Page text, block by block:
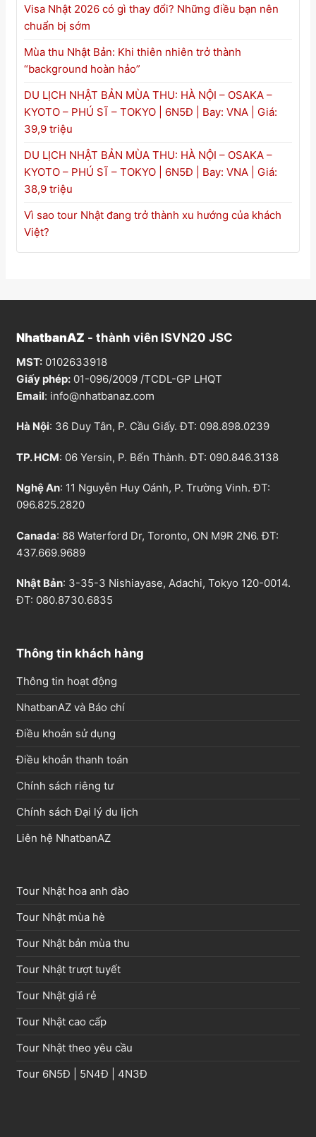
Visa Nhật 2026 có gì thay đổi? Những điều bạn nên
chuẩn bị sớm
Mùa thu Nhật Bản: Khi thiên nhiên trở thành
“background hoàn hảo”
DU LỊCH NHẬT BẢN MÙA THU: HÀ NỘI – OSAKA –
KYOTO – PHÚ SĨ – TOKYO | 6N5Đ | Bay: VNA | Giá:
39,9 triệu
DU LỊCH NHẬT BẢN MÙA THU: HÀ NỘI – OSAKA –
KYOTO – PHÚ SĨ – TOKYO | 6N5Đ | Bay: VNA | Giá:
38,9 triệu
Vì sao tour Nhật đang trở thành xu hướng của khách
Việt?
NhatbanAZ - thành viên ISVN20 JSC
MST: 0102633918
Giấy phép: 01-096/2009 /TCDL-GP LHQT
Email: info@nhatbanaz.com
Hà Nội: 36 Duy Tân, P. Cầu Giấy. ĐT: 098.898.0239
TP. HCM: 06 Yersin, P. Bến Thành. ĐT: 090.846.3138
Nghệ An: 11 Nguyễn Huy Oánh, P. Trường Vinh. ĐT:
096.825.2820
Canada: 88 Waterford Dr, Toronto, ON M9R 2N6. ĐT:
437.669.9689
Nhật Bản: 3-35-3 Nishiayase, Adachi, Tokyo 120-0014.
ĐT: 080.8730.6835
Thông tin khách hàng
Thông tin hoạt động
NhatbanAZ và Báo chí
Điều khoản sử dụng
Điều khoản thanh toán
Chính sách riêng tư
Chính sách Đại lý du lịch
Liên hệ NhatbanAZ
Tour Nhật hoa anh đào
Tour Nhật mùa hè
Tour Nhật bản mùa thu
Tour Nhật trượt tuyết
Tour Nhật giá rẻ
Tour Nhật cao cấp
Tour Nhật theo yêu cầu
Tour 6N5Đ 5N4Đ 4N3Đ